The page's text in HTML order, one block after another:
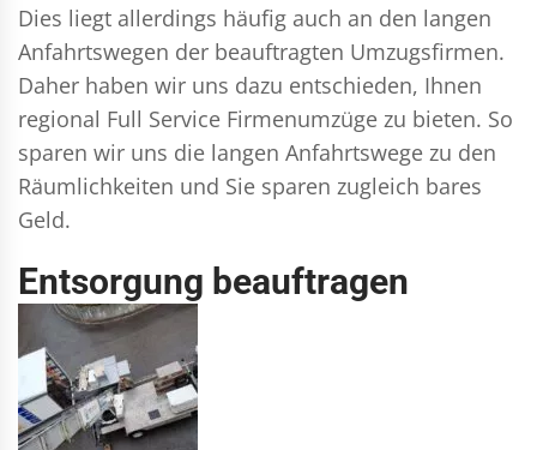
Dies liegt allerdings häufig auch an den langen
Anfahrtswegen der beauftragten Umzugsfirmen.
Daher haben wir uns dazu entschieden, Ihnen
regional Full Service Firmenumzüge zu bieten. So
sparen wir uns die langen Anfahrtswege zu den
Räumlichkeiten und Sie sparen zugleich bares
Geld.
Entsorgung beauftragen